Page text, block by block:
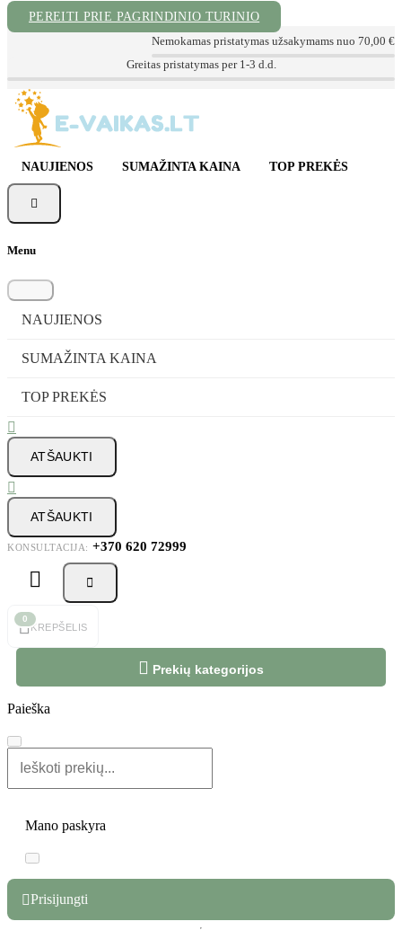
PEREITI PRIE PAGRINDINIO TURINIO
Nemokamas pristatymas užsakymams nuo 70,00 €
Kokybiškos prekės už geriausią kainą
NAUJIENOS SUMAŽINTA KAINA TOP PREKĖS

Menu
NAUJIENOS
SUMAŽINTA KAINA
TOP PREKĖS

ATŠAUKTI

ATŠAUKTI
KONSULTACIJA: +370 620 72999
 

0
KREPŠELIS
 Prekių kategorijos
Paieška
Mano paskyra
Prisijungti